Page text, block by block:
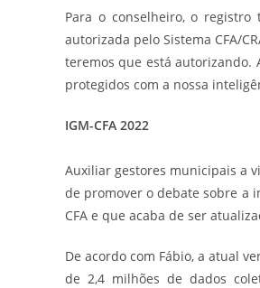
Para o conselheiro, o
autorizada pelo Sistema CFA/
teremos que está autorizando.
protegidos com a nossa
IGM-CFA 2022
Auxiliar gestores municipais a
de promover o debate sobre a
CFA e que acaba de ser
De acordo com Fábio, a atual
de 2,4 milhões de dados